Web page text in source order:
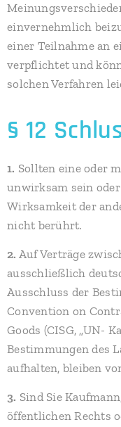
einvernehmlich
einer Teilnahme an
verpflichtet und
solchen Verfahren
§ 12
1. Sollten eine oder
unwirksam sein
Wirksamkeit der
nicht berührt.
2. Auf Verträge
ausschließlich
Ausschluss der
Convention on
Goods (CISG, „UN-
Bestimmungen des
aufhalten, bleiben
3. Sind Sie
öffentlichen Rechts